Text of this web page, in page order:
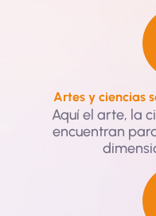
Artes y ciencias
Aquí el arte, la
encuentran